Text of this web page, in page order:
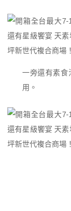
一旁還有素食
用。